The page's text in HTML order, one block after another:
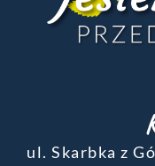
ul. Skarbka z